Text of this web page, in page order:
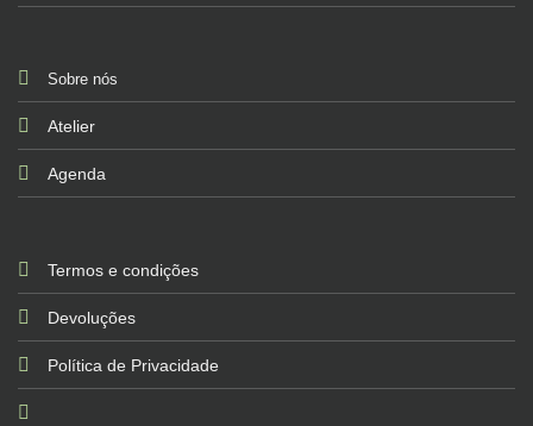
Sobre nós
Atelier
Agenda
Termos e condições
Devoluções
Política de Privacidade